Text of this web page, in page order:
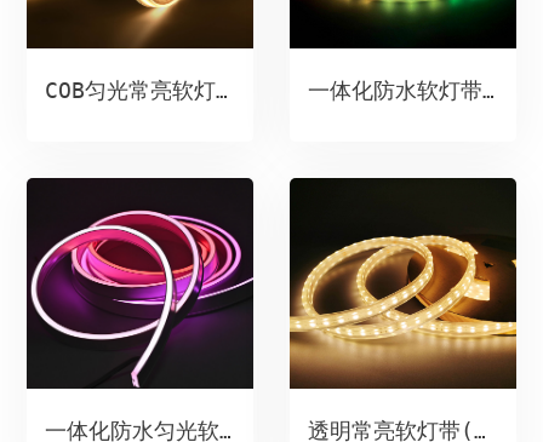
COB匀光常亮软灯带 一体化防水软灯带（雾面）
一体化防水匀光软灯带（单面发光） 透明常亮软灯带(4.8W)